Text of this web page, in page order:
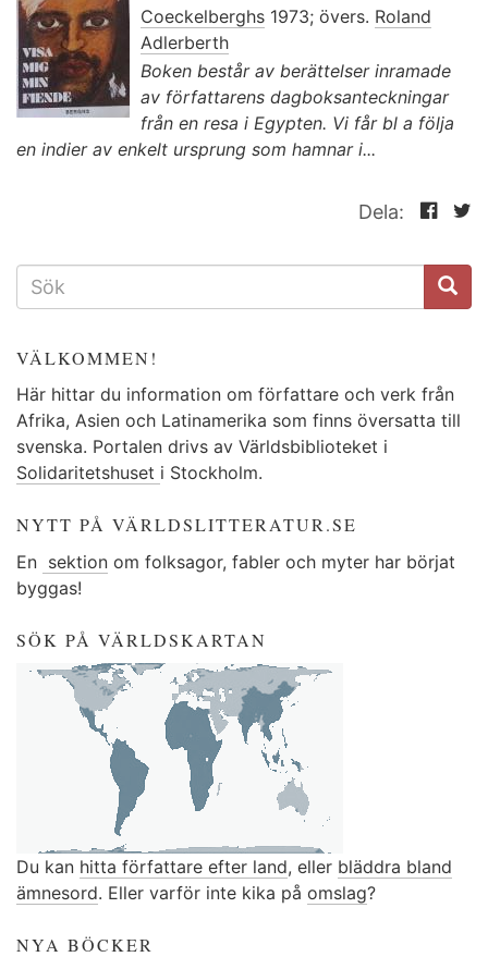
Coeckelberghs 1973; övers. Roland
Adlerberth
Boken består av berättelser inramade
av författarens dagboksanteckningar
från en resa i Egypten. Vi får bl a följa
en indier av enkelt ursprung som hamnar i...
Dela:
SÖKFORMULÄR
VÄLKOMMEN!
Här hittar du information om författare och verk från
Afrika, Asien och Latinamerika som finns översatta till
svenska. Portalen drivs av Världsbiblioteket i
Solidaritetshuset i Stockholm.
NYTT PÅ VÄRLDSLITTERATUR.SE
En sektion om folksagor, fabler och myter har börjat
byggas!
SÖK PÅ VÄRLDSKARTAN
Du kan hitta författare efter land, eller bläddra bland
ämnesord. Eller varför inte kika på omslag?
NYA BÖCKER